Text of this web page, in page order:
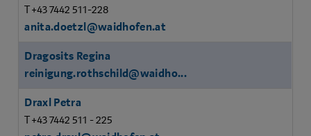
T +43 7442 511-228
anita.doetzl@waidhofen.at
Dragosits Regina
reinigung.rothschild@waidho...
Draxl Petra
T +43 7442 511 - 225